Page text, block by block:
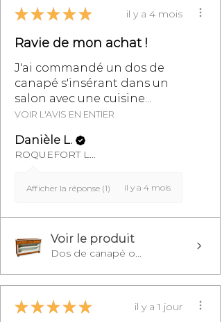
★ ★ ★ ★ ★ il y a 4 mois
Ravie de mon achat !
J'ai commandé un dos de
canapé s'insérant dans un
salon avec une cuisine...
VOIR L'AVIS EN ENTIER
Danièle L.
ROQUEFORT LES PINS, FR-PAC
Afficher la réponse (1) il y a 4 mois
Voir le produit
Dos de canapé o...
★ ★ ★ ★ ★ il y a 1 jour